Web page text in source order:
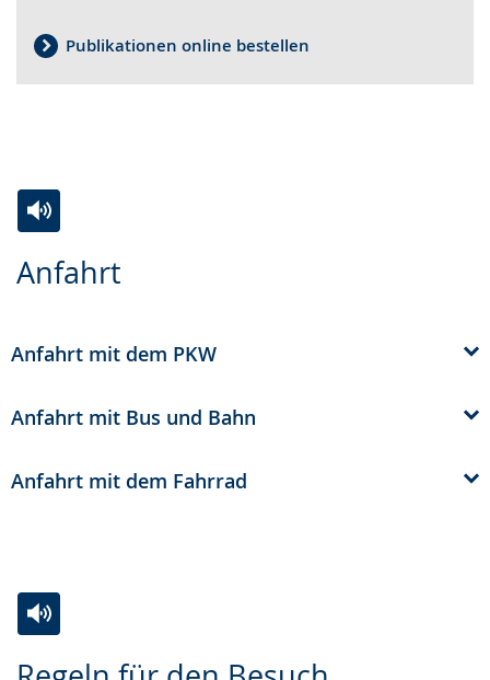
Publikationen online bestellen
Anfahrt
Leichten
wechseln.
Audio-
Video
Deutscher
wird
Anfahrt mit dem PKW
Anfahrt mit Bus und Bahn
Anfahrt mit dem Fahrrad